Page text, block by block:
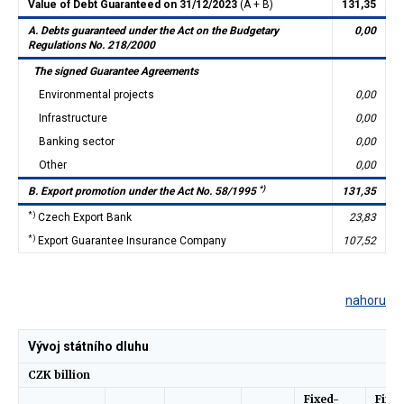
Value of Debt Guaranteed on 31/12/2023 (A + B) 131,35
A. Debts guaranteed under the Act on the Budgetary
Regulations No. 218/2000
0,00
The signed Guarantee Agreements
Environmental projects
0,00
Infrastructure
0,00
Banking sector
0,00
Other
0,00
B. Export promotion under the Act No. 58/1995 *) 131,35
*) Czech Export Bank 23,83
*) Export Guarantee Insurance Company 107,52
nahoru
CZK billion
Fixed-
Vývoj státního dluhu